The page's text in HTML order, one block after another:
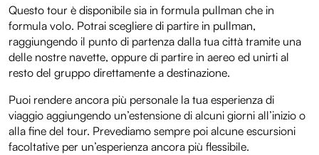
Questo tour è disponibile sia in formula pullman che in
formula volo. Potrai scegliere di partire in pullman,
raggiungendo il punto di partenza dalla tua città tramite una
delle nostre navette, oppure di partire in aereo ed unirti al
resto del gruppo direttamente a destinazione.
Puoi rendere ancora più personale la tua esperienza di
viaggio aggiungendo un’estensione di alcuni giorni all’inizio o
alla fine del tour. Prevediamo sempre poi alcune escursioni
facoltative per un’esperienza ancora più flessibile.